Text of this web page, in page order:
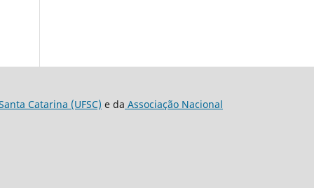
Catarina (UFSC) e da Associação Nacional